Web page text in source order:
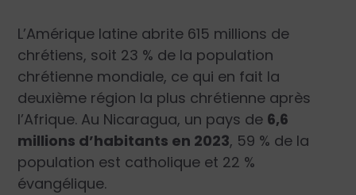
L’Amérique latine abrite 615 millions de
chrétiens, soit 23 % de la population
chrétienne mondiale, ce qui en fait la
deuxième région la plus chrétienne après
l’Afrique. Au Nicaragua, un pays de 6,6
millions d’habitants en 2023, 59 % de la
population est catholique et 22 %
évangélique.